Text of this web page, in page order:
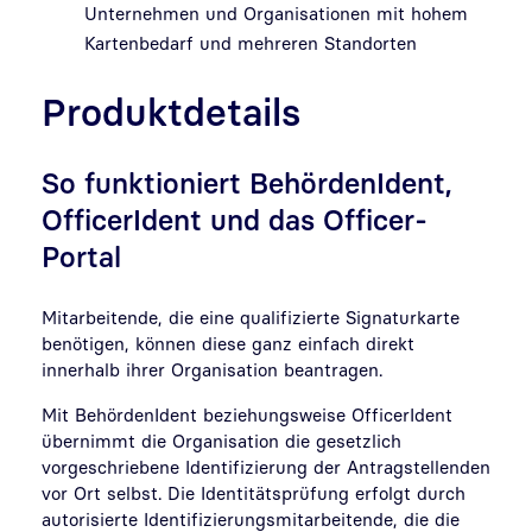
Unternehmen und Organisationen mit hohem
Kartenbedarf und mehreren Standorten
Produktdetails
So funktioniert BehördenIdent,
OfficerIdent und das Officer-
Portal
Mitarbeitende, die eine qualifizierte Signaturkarte
benötigen, können diese ganz einfach direkt
innerhalb ihrer Organisation beantragen.
Mit BehördenIdent beziehungsweise OfficerIdent
übernimmt die Organisation die gesetzlich
vorgeschriebene Identifizierung der Antragstellenden
vor Ort selbst. Die Identitätsprüfung erfolgt durch
autorisierte Identifizierungsmitarbeitende, die die